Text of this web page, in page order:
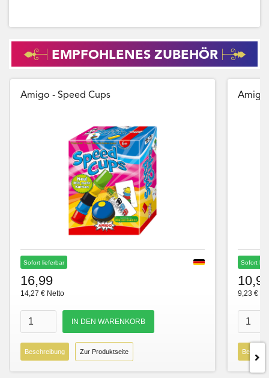
EMPFOHLENES ZUBEHÖR
Amigo - Speed Cups
Sofort lieferbar
16,99
14,27 € Netto
Beschreibung Zur Produktseite
Amigo
Sofort
9,23 €